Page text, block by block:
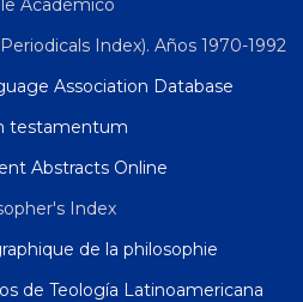
Académico
Index). Años 1970-1992
Association Database
testamentum
Abstracts Online
Index
de la philosophie
de Teología Latinoamericana